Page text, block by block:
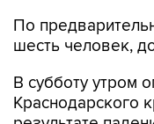
По
шесть человек,
В субботу утром
Краснодарского